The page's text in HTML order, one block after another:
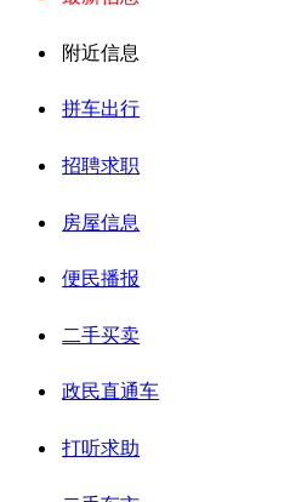
附近信息
拼车出行
招聘求职
房屋信息
便民播报
二手买卖
政民直通车
打听求助